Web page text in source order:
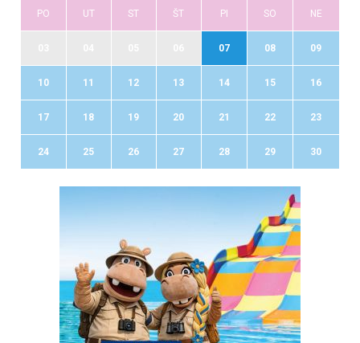
PO UT ST ŠT PI SO NE
07 08 09
10 11 12 13 14 15 16
17 18 19 20 21 22 23
24 25 26 27 28 29 30